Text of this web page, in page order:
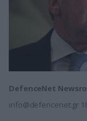
DefenceNet
info@defencenet.gr